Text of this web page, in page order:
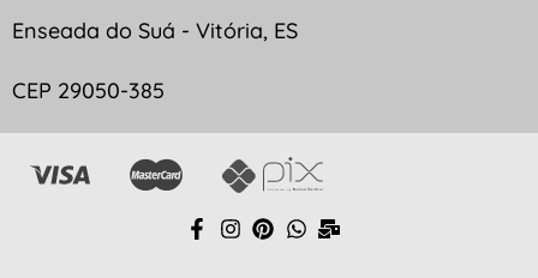
Enseada do Suá - Vitória, ES
CEP 29050-385